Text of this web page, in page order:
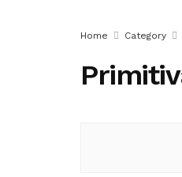
Home Category